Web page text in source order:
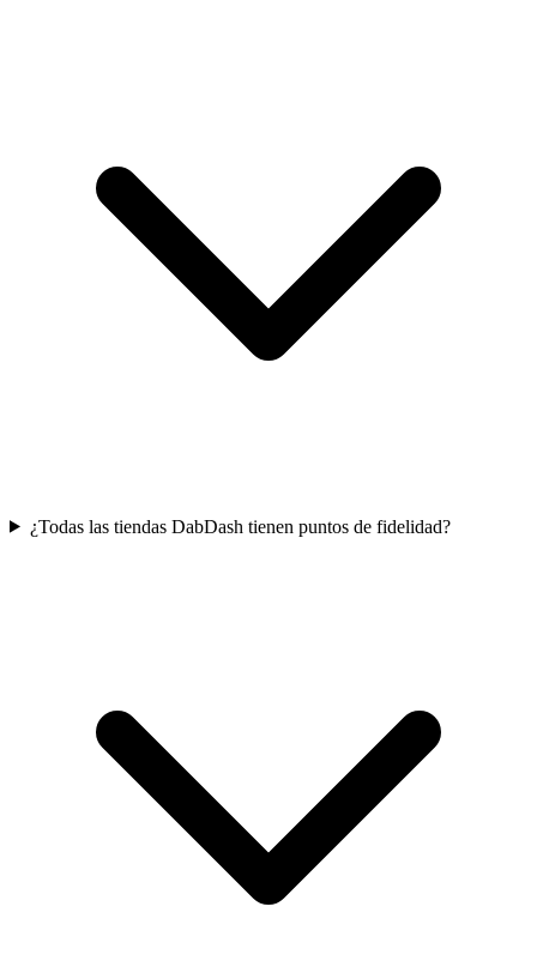
¿Todas las tiendas DabDash tienen puntos de fidelidad?